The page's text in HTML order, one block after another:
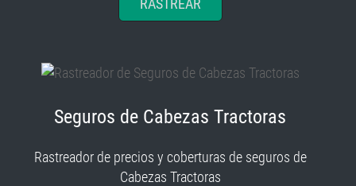
RASTREAR
Seguros de Cabezas Tractoras
Rastreador de precios y coberturas de seguros de
Cabezas Tractoras